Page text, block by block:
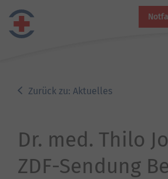
Zurück zu: Aktuelles
Dr. med. Thilo
ZDF-Sendung